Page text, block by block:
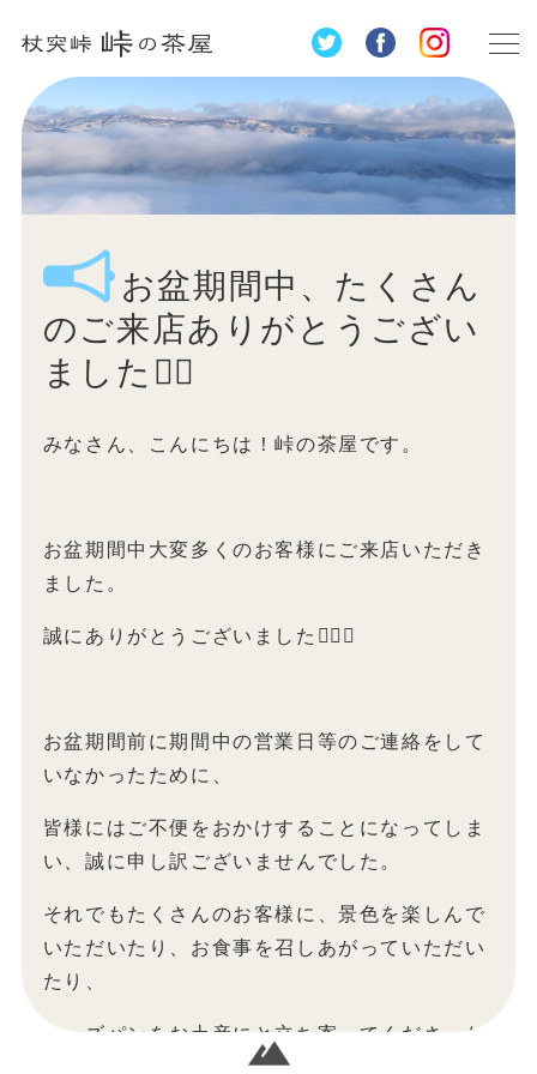
お盆期間中、たくさん
のご来店ありがとうござい
ました🙇‍♀️
みなさん、こんにちは！峠の茶屋です。
お盆期間中大変多くのお客様にご来店いただき
ました。
誠にありがとうございました🙇‍♀️✨
お盆期間前に期間中の営業日等のご連絡をして
いなかったために、
皆様にはご不便をおかけすることになってしま
い、誠に申し訳ございませんでした。
それでもたくさんのお客様に、景色を楽しんで
いただいたり、お食事を召しあがっていただい
たり、
チーズパンをお土産にと立ち寄ってくださった
り、2日連続でご来店くださったり!!